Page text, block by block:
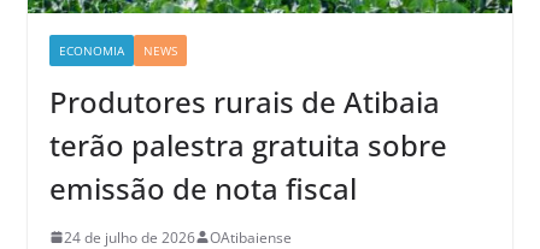
ECONOMIA NEWS
Produtores rurais de Atibaia
terão palestra gratuita sobre
emissão de nota fiscal
24 de julho de 2026 OAtibaiense